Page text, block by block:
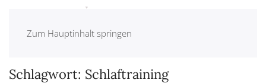
Zum Hauptinhalt springen
Schlagwort: Schlaftraining